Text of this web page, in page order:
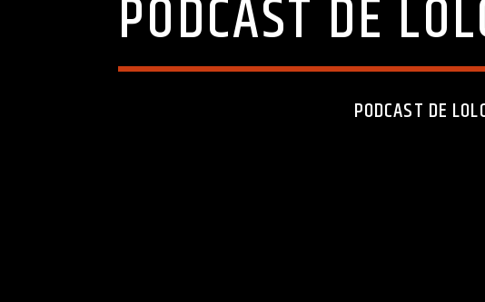
PODCAST DE
PODCAST DE